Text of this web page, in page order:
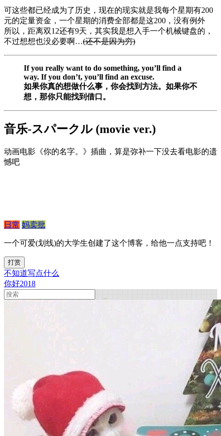
可这些都已经成为了历史，现在的现实就是我每个星期有200
元的定量资金，一个星期的消费全部都是这200，没有例外
所以，距离双12还有9天，其实我是想入手一个机械键盘的，
不过想想也没必要啊…(还不是因为穷)
If you really want to do something, you’ll find a
way. If you don’t, you’ll find an excuse.
如果你真的想做什么事，你会找到方法。如果你不
想，那你只能找到借口。
音乐-スパークル (movie ver.)
动画电影《你的名字。》插曲，算是弥补一下没去看电影的遗
憾吧
日常 妈卖批
一个可爱(划线)的大学生创建了这个博客，给他一点支持吧！
打赏
不知道写点什么
你好2018